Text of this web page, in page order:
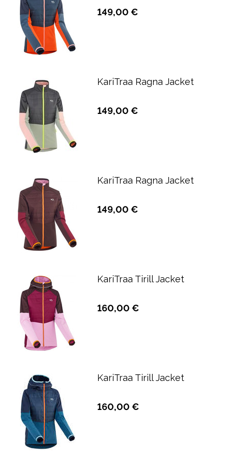
149,00 €
KariTraa Ragna Jacket
149,00 €
KariTraa Ragna Jacket
149,00 €
KariTraa Tirill Jacket
160,00 €
KariTraa Tirill Jacket
160,00 €